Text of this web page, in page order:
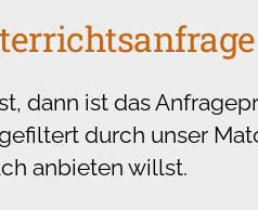
dann ist das
durch unser
anbieten willst.